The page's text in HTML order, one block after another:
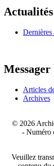
Actualités
Messager
Articles
Archives
© 2026
- Numéro
Veuillez